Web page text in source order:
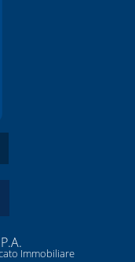
Immobiliare